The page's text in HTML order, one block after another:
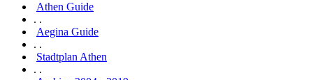
Athen Guide
. .
Aegina Guide
. .
Stadtplan Athen
. .